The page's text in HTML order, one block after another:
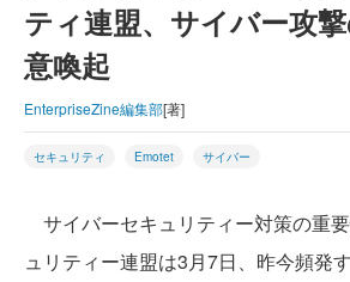
ティ連盟、サイバー攻
意喚起
EnterpriseZine編集部[著]
セキュリティ Emotet サイバー
サイバーセキュリティー対策の重
ュリティー連盟は3月7日、昨今頻発